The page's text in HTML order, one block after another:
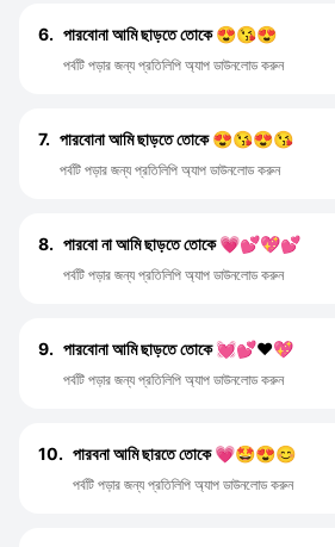
6. পারবোনা আমি ছাড়তে তোকে 😍😘😍
পর্বটি পড়ার জন্য প্রতিলিপি অ্যাপ ডাউনলোড করুন
7. পারবোনা আমি ছাড়তে তোকে 😍😘😍😘
পর্বটি পড়ার জন্য প্রতিলিপি অ্যাপ ডাউনলোড করুন
8. পারবো না আমি ছাড়তে তোকে 💗💕💖💕
পর্বটি পড়ার জন্য প্রতিলিপি অ্যাপ ডাউনলোড করুন
9. পারবোনা আমি ছাড়তে তোকে 💓💕❤️💖
পর্বটি পড়ার জন্য প্রতিলিপি অ্যাপ ডাউনলোড করুন
10. পারবনা আমি ছারতে তোকে 💗🤩😍😊
পর্বটি পড়ার জন্য প্রতিলিপি অ্যাপ ডাউনলোড করুন